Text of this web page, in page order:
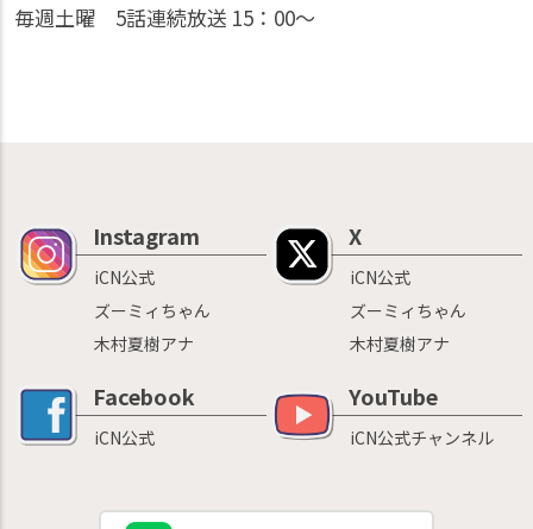
毎週土曜 5話連続放送 15：00～
Instagram
iCN公式
ズーミィちゃん
木村夏樹アナ
X
iCN公式
ズーミィちゃん
木村夏樹アナ
Facebook
iCN公式
YouTube
iCN公式チャンネル